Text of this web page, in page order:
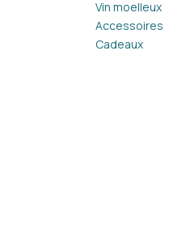
Vin moelleux
Accessoires
Cadeaux